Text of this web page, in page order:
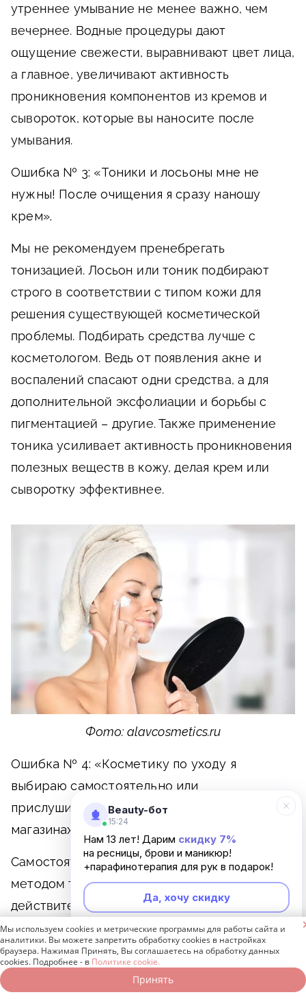
утреннее умывание не менее важно, чем
вечернее. Водные процедуры дают
ощущение свежести, выравнивают цвет лица,
а главное, увеличивают активность
проникновения компонентов из кремов и
сывороток, которые вы наносите после
умывания.
Ошибка № 3: «Тоники и лосьоны мне не
нужны! После очищения я сразу наношу
крем».
Мы не рекомендуем пренебрегать
тонизацией. Лосьон или тоник подбирают
строго в соответствии с типом кожи для
решения существующей косметической
проблемы. Подбирать средства лучше с
косметологом. Ведь от появления акне и
воспалений спасают одни средства, а для
дополнительной эксфолиации и борьбы с
пигментацией – другие. Также применение
тоника усиливает активность проникновения
полезных веществ в кожу, делая крем или
сыворотку эффективнее.
Фото: alavcosmetics.ru
Ошибка № 4: «Косметику по уходу я
выбираю самостоятельно или
прислушиваюсь к советам консультантов в
магазинах».
Самостоятельный подбор косметики
методом тыка – большая ошибка. Если вам
действительно важно состояние кожи, ее
молодость и красота, обратитесь к
профессиональному косметологу. Ведь при
болях в желудке вы идете к врачу, а не
назначаете себе лечение самостоятельно. С
Beauty-бот
15:24
Нам 13 лет! Дарим скидку 7%
на ресницы, брови и маникюр!
+парафинотерапия для рук в подарок!
Да, хочу скидку
Неинтересно
Мы используем cookies и метрические программы для работы сайта и
аналитики. Вы можете запретить обработку cookies в настройках
браузера. Нажимая Принять, Вы соглашаетесь на обработку данных
cookies. Подробнее - в Политике cookie.
Принять